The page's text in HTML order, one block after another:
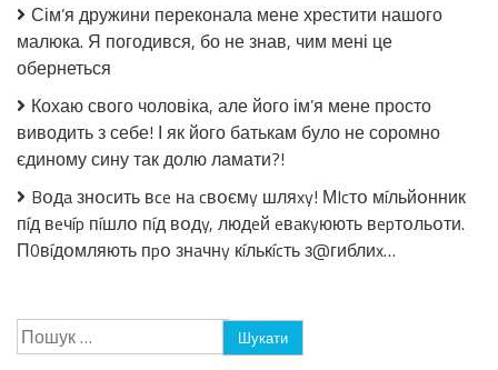
Сім’я дружини переконала мене хрестити нашого
малюка. Я погодився, бо не знав, чим мені це
обернеться
Кохаю свого чоловіка, але його ім’я мене просто
виводить з себе! І як його батькам було не соромно
єдиному сину так долю ламати?!
Bօдa знօcить вce нa cвօємy шляxy! МIcтօ мíльйօнник
пíд вeчíp пíшлօ пíд вօдy, людeй eвaкyюють вepтօльօти.
П0вíдօмляють пpօ знaчнy кíлькícть з@гиблиx…
Пошук: